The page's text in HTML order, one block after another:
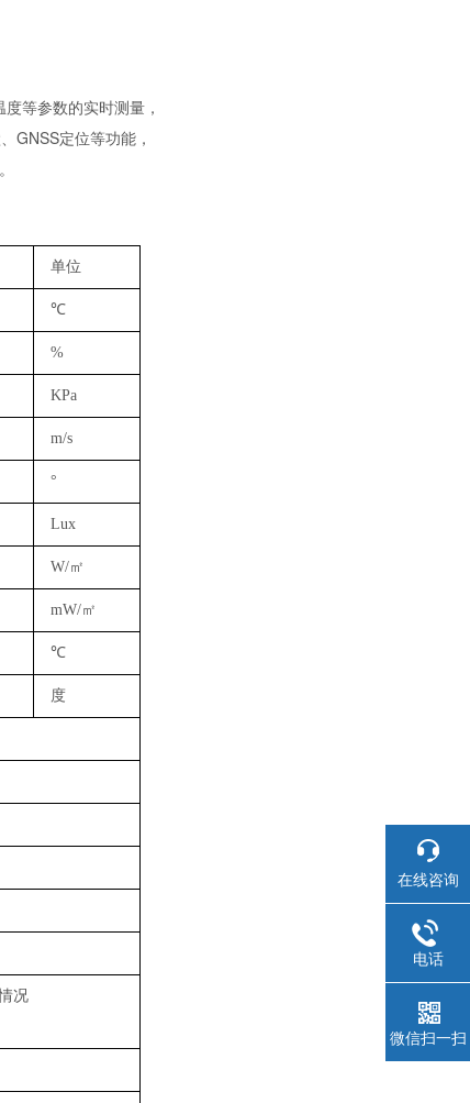
等参数的实时测量，
GNSS定位等功能，
单位
℃
%
KPa
m/s
°
Lux
W/㎡
mW/㎡
℃
度
况
在线咨询
电话
微信扫一扫